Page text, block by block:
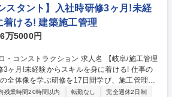
行の実施、月額最高8万円の資格手当制度など
欄参照）、努力次第でキャリアアップ可能で
スタント】入社時研修3ヶ月!未経
ける! 建築施工管理
万5000円
クション 求人名 【岐阜/施工管理
月!未経験からスキルを身に着ける! 仕事の
全体像を学ぶ研修を17日間学び、施工管理ア
をしながら専門知識を深めていくことができま
残業時間20時間以内 転勤なし
完全週休2日制